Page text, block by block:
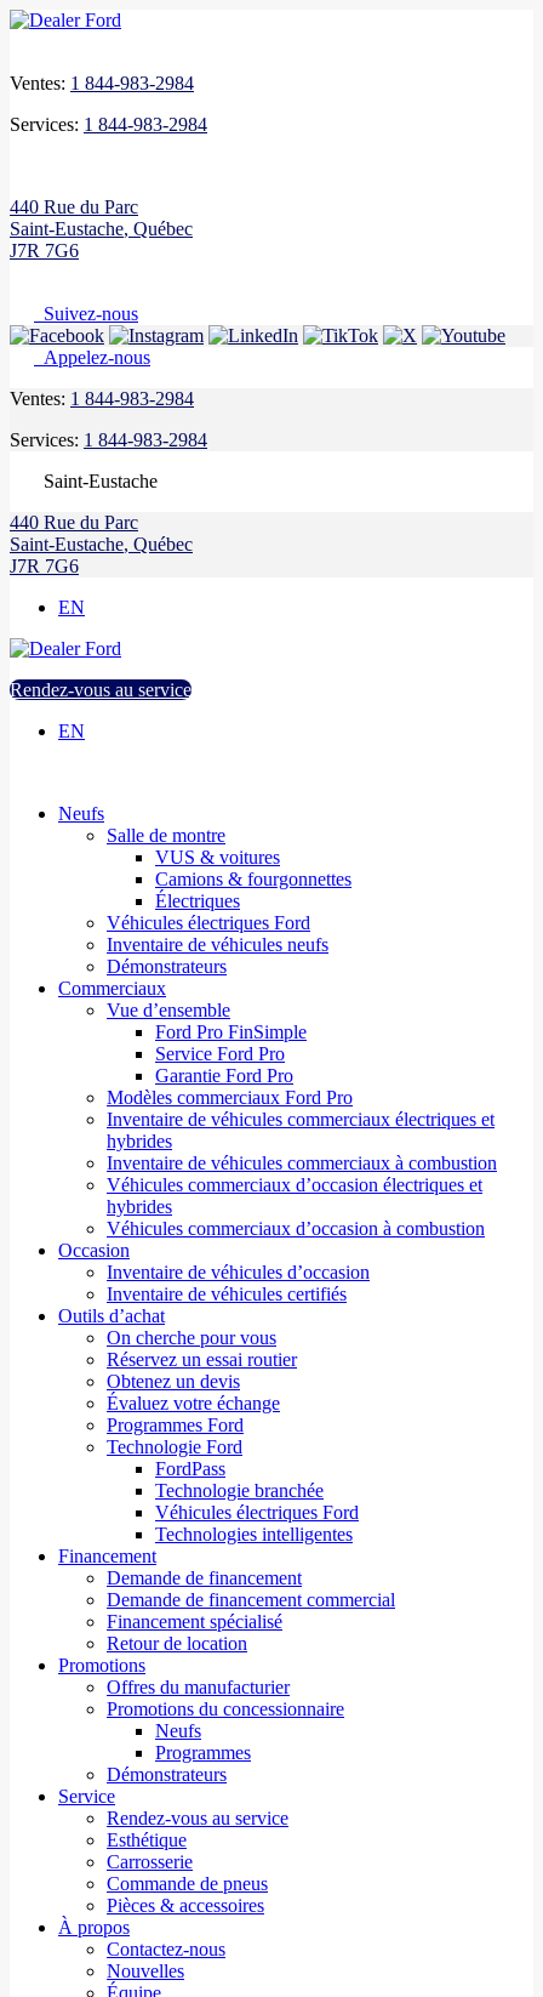
Ventes: 1 844-983-2984
Services: 1 844-983-2984
440 Rue du Parc
Saint-Eustache, Québec
J7R 7G6
Suivez-nous
Appelez-nous
Ventes: 1 844-983-2984
Services: 1 844-983-2984
Saint-Eustache
440 Rue du Parc
Saint-Eustache, Québec
J7R 7G6
EN
Rendez-vous au service
EN
Neufs
Salle de montre
VUS & voitures
Camions & fourgonnettes
Électriques
Véhicules électriques Ford
Inventaire de véhicules neufs
Démonstrateurs
Commerciaux
Vue d’ensemble
Ford Pro FinSimple
Service Ford Pro
Garantie Ford Pro
Modèles commerciaux Ford Pro
Inventaire de véhicules commerciaux électriques et
hybrides
Inventaire de véhicules commerciaux à combustion
Véhicules commerciaux d’occasion électriques et
hybrides
Véhicules commerciaux d’occasion à combustion
Occasion
Inventaire de véhicules d’occasion
Inventaire de véhicules certifiés
Outils d’achat
On cherche pour vous
Réservez un essai routier
Obtenez un devis
Évaluez votre échange
Programmes Ford
Technologie Ford
FordPass
Technologie branchée
Véhicules électriques Ford
Technologies intelligentes
Financement
Demande de financement
Demande de financement commercial
Financement spécialisé
Retour de location
Promotions
Offres du manufacturier
Promotions du concessionnaire
Neufs
Programmes
Démonstrateurs
Service
Rendez-vous au service
Esthétique
Carrosserie
Commande de pneus
Pièces & accessoires
À propos
Contactez-nous
Nouvelles
Équipe